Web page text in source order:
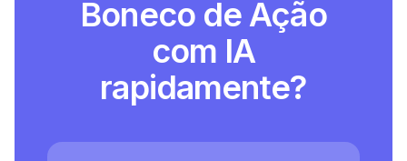
Boneco de Ação
com IA
rapidamente?